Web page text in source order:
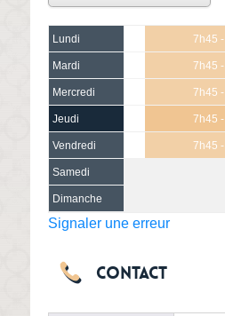
Lundi 7h45
Mardi 7h45
Mercredi 7h45
Jeudi 7h45
Vendredi 7h45
Samedi
Dimanche
Signaler une erreur
Contact